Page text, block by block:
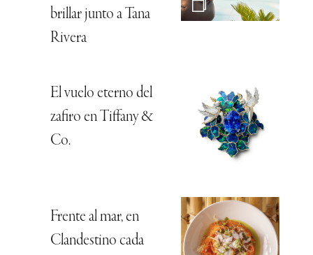
brillar junto a Tana
Rivera
El vuelo eterno del
zafiro en Tiffany &
Co.
Frente al mar, en
Clandestino cada